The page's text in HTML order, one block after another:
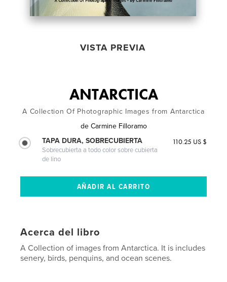
VISTA PREVIA
ANTARCTICA
A Collection Of Photographic Images from Antarctica
de Carmine Filloramo
TAPA DURA, SOBRECUBIERTA
Sobrecubierta a todo color sobre cubierta
de lino
110.25 US $
Acerca del libro
A Collection of images from Antarctica. It is includes
senery, birds, penquins, and ocean scenes.